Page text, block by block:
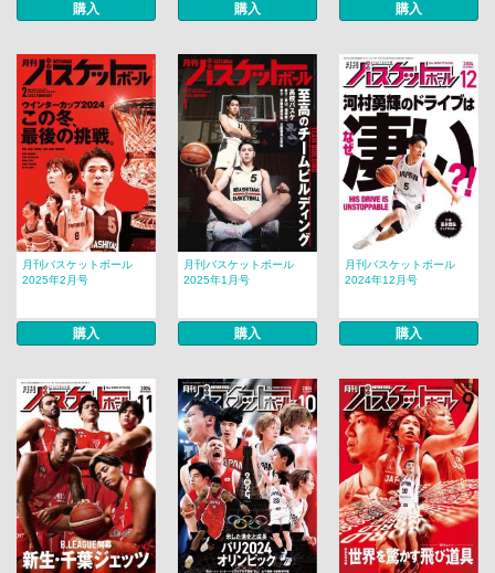
購入 購入 購入
月刊バスケットボール
2025年2月号
購入
月刊バスケットボール
2025年1月号
購入
月刊バスケットボール
2024年12月号
購入